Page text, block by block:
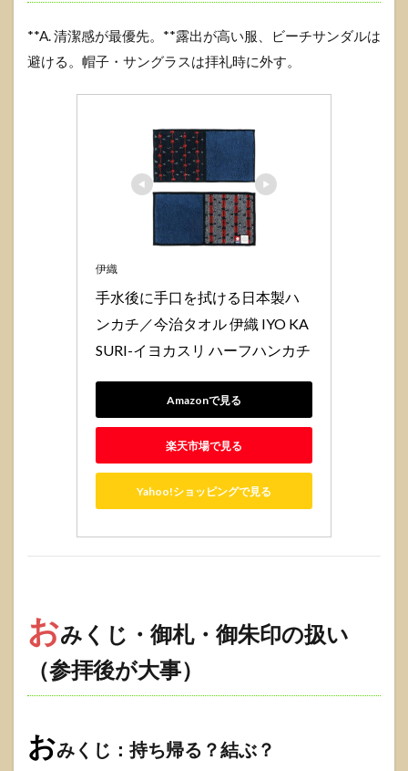
**A. 清潔感が最優先。**露出が高い服、ビーチサンダルは
避ける。帽子・サングラスは拝礼時に外す。
伊織
手水後に手口を拭ける日本製ハ
ンカチ／今治タオル 伊織 IYO KA
Amazonで見る
楽天市場で見る
Yahoo!ショッピングで見る
おみくじ・御札・御朱印の扱い
（参拝後が大事）
おみくじ：持ち帰る？結ぶ？